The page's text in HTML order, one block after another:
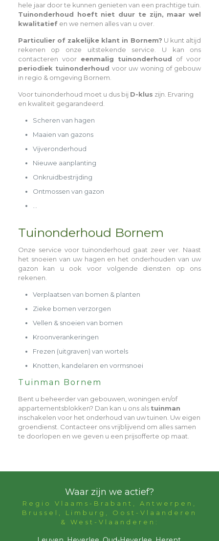
hele jaar door te kunnen genieten van een prachtige tuin.
Tuinonderhoud hoeft niet duur te zijn, maar wel
kwalitatiefen we nemen alles van u over.
Particulier of zakelijke klant in Bornem? U kunt altijd
rekenen op onze uitstekende service. U kan ons
contacteren voor eenmalig tuinonderhoud of voor
periodiek tuinonderhoudvoor uw woning of gebouw
in regio & omgeving Bornem.
Voor tuinonderhoud moet u dus bij D-klus zijn. Ervaring
en kwaliteit gegarandeerd.
Scheren van hagen
Maaien van gazons
Vijveronderhoud
Nieuwe aanplanting
Onkruidbestrijding
Ontmossen van gazon
Tuinonderhoud Bornem
Onze service voor tuinonderhoud gaat zeer ver. Naast
het snoeien van uw hagen en het onderhouden van uw
gazon kan u ook voor volgende diensten op ons
rekenen.
Verplaatsen van bomen & planten
Zieke bomen verzorgen
Vellen & snoeien van bomen
Kroonverankeringen
Frezen (uitgraven) van wortels
Knotten, kandelaren en vormsnoei
Tuinman Bornem
Bent u beheerder van gebouwen, woningen en/of
appartementsblokken? Dan kan u ons als tuinman
inschakelen voor het onderhoud van uw tuinen. Uw eigen
groendienst. Contacteer ons vrijblijvend om alles samen
te doorlopen en we geven u een prijsofferte op maat.
Waar zijn we actief?
Regio Vlaams-Brabant, Antwerpen,
Brussel, Limburg, Oost-Vlaanderen
& West-Vlaanderen: